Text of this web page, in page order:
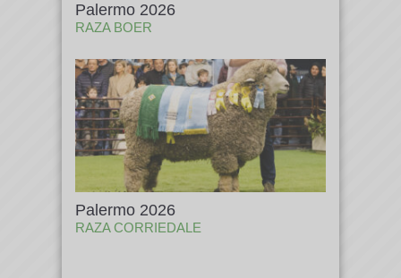
Palermo 2026
RAZA BOER
Palermo 2026
RAZA CORRIEDALE